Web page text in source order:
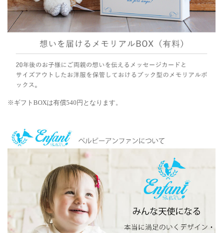
※ギフトBOXは有償540円となります。